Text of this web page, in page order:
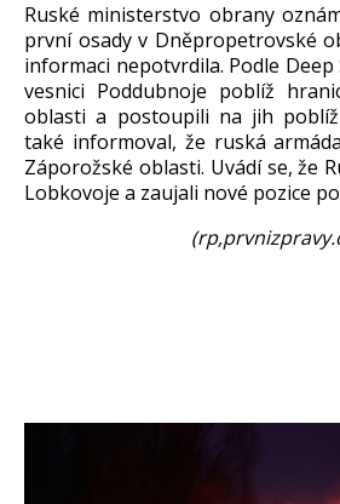
Ruské ministerstvo obrany
první osady v Dněpropetrovské
informaci nepotvrdila. Podle Deep
vesnici Poddubnoje poblíž
oblasti a postoupili na jih poblí
také informoval, že ruská
Záporožské oblasti. Uvádí se,že
Lobkovoje a zaujali nové pozice